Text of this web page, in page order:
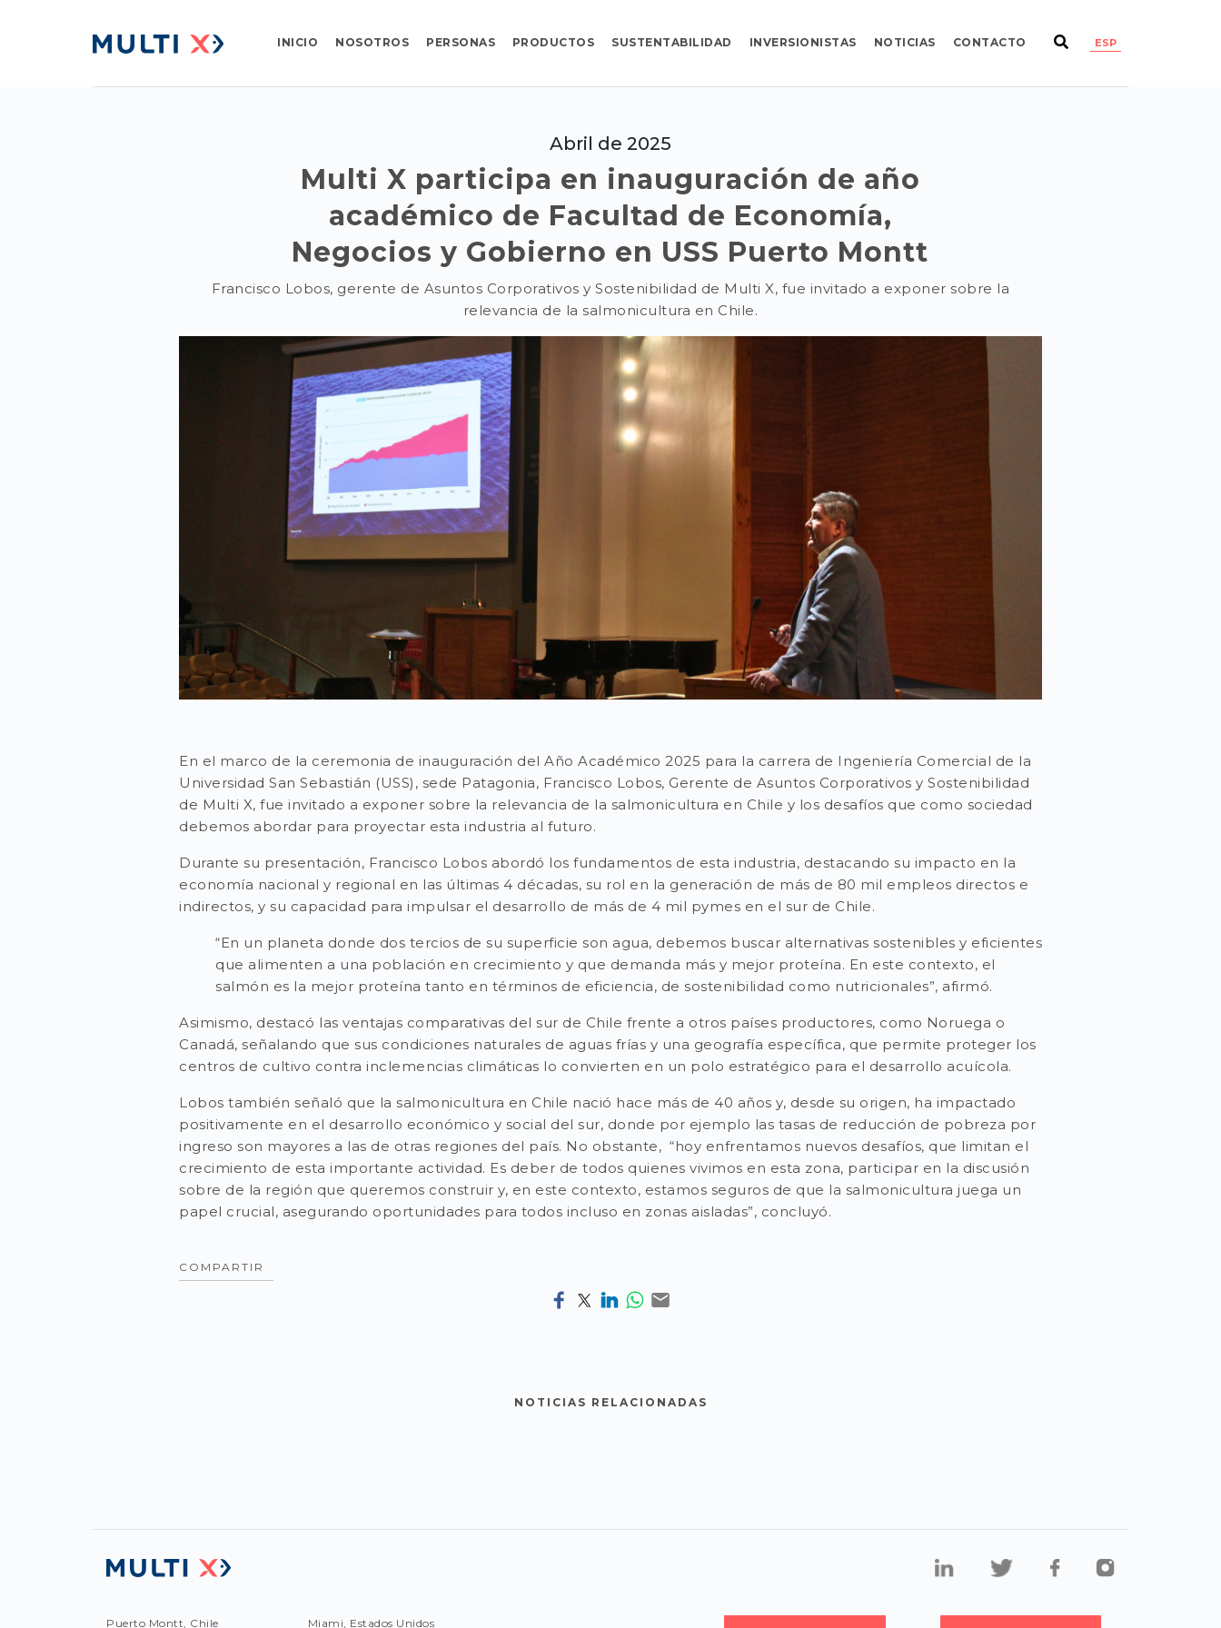
INICIO NOSOTROS PERSONAS PRODUCTOS SUSTENTABILIDAD INVERSIONISTAS NOTICIAS CONTACTO ESP
Abril de 2025
Multi X participa en inauguración de año
académico de Facultad de Economía,
Negocios y Gobierno en USS Puerto Montt
Francisco Lobos, gerente de Asuntos Corporativos y Sostenibilidad de Multi X, fue invitado a exponer sobre la
relevancia de la salmonicultura en Chile.
En el marco de la ceremonia de inauguración del Año Académico 2025 para la carrera de Ingeniería Comercial de la
Universidad San Sebastián (USS), sede Patagonia, Francisco Lobos, Gerente de Asuntos Corporativos y Sostenibilidad
de Multi X, fue invitado a exponer sobre la relevancia de la salmonicultura en Chile y los desafíos que como sociedad
debemos abordar para proyectar esta industria al futuro.
Durante su presentación, Francisco Lobos abordó los fundamentos de esta industria, destacando su impacto en la
economía nacional y regional en las últimas 4 décadas, su rol en la generación de más de 80 mil empleos directos e
indirectos, y su capacidad para impulsar el desarrollo de más de 4 mil pymes en el sur de Chile.
“En un planeta donde dos tercios de su superficie son agua, debemos buscar alternativas sostenibles y eficientes
que alimenten a una población en crecimiento y que demanda más y mejor proteína. En este contexto, el
salmón es la mejor proteína tanto en términos de eficiencia, de sostenibilidad como nutricionales”, afirmó.
Asimismo, destacó las ventajas comparativas del sur de Chile frente a otros países productores, como Noruega o
Canadá, señalando que sus condiciones naturales de aguas frías y una geografía específica, que permite proteger los
centros de cultivo contra inclemencias climáticas lo convierten en un polo estratégico para el desarrollo acuícola.
Lobos también señaló que la salmonicultura en Chile nació hace más de 40 años y, desde su origen, ha impactado
positivamente en el desarrollo económico y social del sur, donde por ejemplo las tasas de reducción de pobreza por
ingreso son mayores a las de otras regiones del país. No obstante, “hoy enfrentamos nuevos desafíos, que limitan el
crecimiento de esta importante actividad. Es deber de todos quienes vivimos en esta zona, participar en la discusión
sobre de la región que queremos construir y, en este contexto, estamos seguros de que la salmonicultura juega un
papel crucial, asegurando oportunidades para todos incluso en zonas aisladas”, concluyó.
COMPARTIR
NOTICIAS RELACIONADAS
Puerto Montt, Chile Miami, Estados Unidos